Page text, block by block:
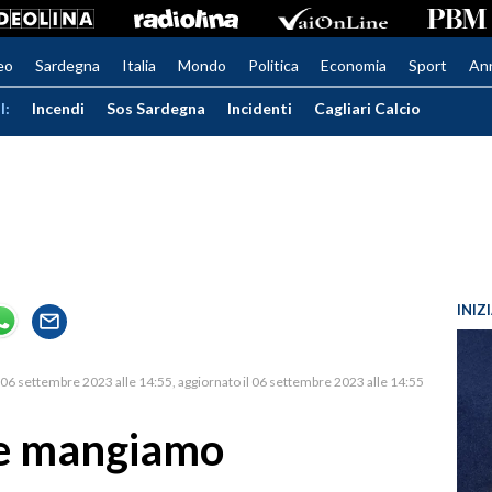
Sardegna Italia Mondo Politica Economia Sport
Incendi Sos Sardegna Incidenti Cagliari Calcio
06 settembre 2023 alle 14:55 aggiornato il 06 settembre 2023 alle 14:55
mangiamo